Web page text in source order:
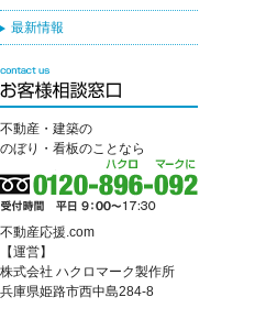
最新情報
不動産・建築の
のぼり・看板のことなら
不動産応援.com
【運営】
株式会社 ハクロマーク製作所
兵庫県姫路市西中島284-8